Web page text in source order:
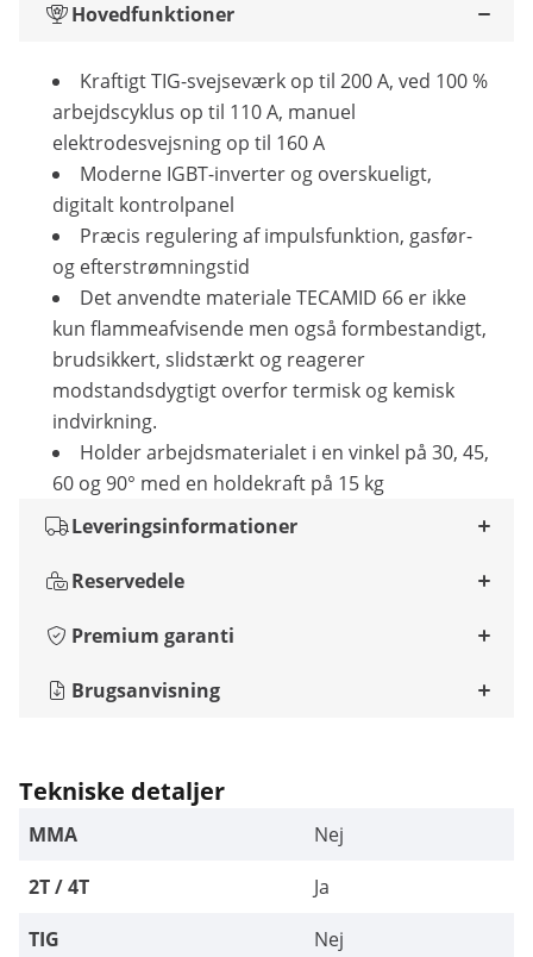
Hovedfunktioner
Kraftigt TIG-svejseværk op til 200 A, ved 100 %
arbejdscyklus op til 110 A, manuel
elektrodesvejsning op til 160 A
Moderne IGBT-inverter og overskueligt,
digitalt kontrolpanel
Præcis regulering af impulsfunktion, gasfør-
og efterstrømningstid
Det anvendte materiale TECAMID 66 er ikke
kun flammeafvisende men også formbestandigt,
brudsikkert, slidstærkt og reagerer
modstandsdygtigt overfor termisk og kemisk
indvirkning.
Holder arbejdsmaterialet i en vinkel på 30, 45,
60 og 90° med en holdekraft på 15 kg
Leveringsinformationer
Reservedele
Premium garanti
Brugsanvisning
Tekniske detaljer
MMA
Nej
2T / 4T
Ja
TIG
Nej